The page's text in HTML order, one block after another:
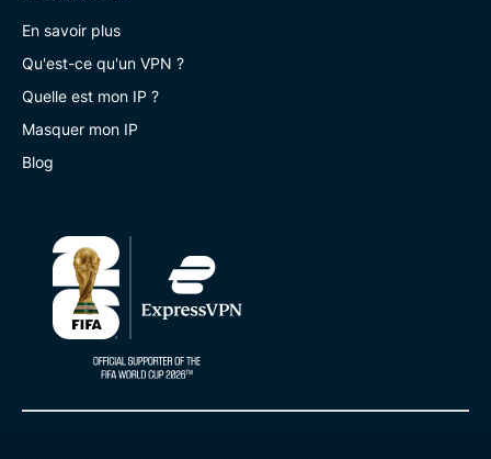
En savoir plus
Qu'est-ce qu'un VPN ?
Quelle est mon IP ?
Masquer mon IP
Blog